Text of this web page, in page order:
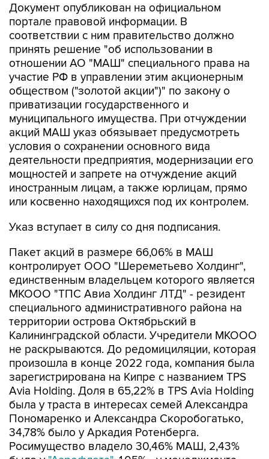
Документ опубликован на официальном
портале правовой информации. В
соответствии с ним правительство должно
принять решение "об использовании в
отношении АО "МАШ" специального права на
участие РФ в управлении этим акционерным
обществом ("золотой акции")" по закону о
приватизации государственного и
муниципального имущества. При отчуждении
акций МАШ указ обязывает предусмотреть
условия о сохранении основного вида
деятельности предприятия, модернизации его
мощностей и запрете на отчуждение акций
иностранным лицам, а также юрлицам, прямо
или косвенно находящихся под их контролем.
Указ вступает в силу со дня подписания.
Пакет акций в размере 66,06% в МАШ
контролирует ООО "Шереметьево Холдинг",
единственным владельцем которого является
МКООО "ТПС Авиа Холдинг ЛТД" - резидент
специального административного района на
территории острова Октябрьский в
Калининградской области. Учредители МКООО
не раскрываются. До редомициляции, которая
произошла в конце 2022 года, компания была
зарегистрирована на Кипре с названием TPS
Avia Holding. Доля в 65,22% в TPS Avia Holding
была у траста в интересах семей Александра
Пономаренко и Александра Скоробогатько,
34,78% было у Аркадия Ротенберга.
Росимущество владело 30,46% МАШ, 2,43%